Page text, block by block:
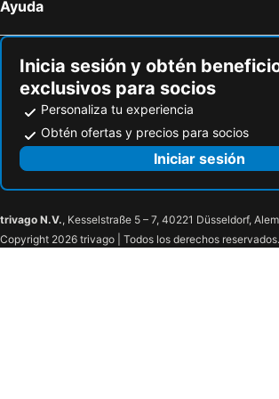
El Balcón de la Bahía Suites by Sercotel
Ayuda
Inicia sesión y obtén
exclusivos para socios
Personaliza tu experiencia
Obtén ofertas y precios para socios
Iniciar sesión
trivago N.V., Kesselstraße 5 – 7, 40221 Düsseldorf,
Copyright 2026 trivago | Todos los derechos reservados.